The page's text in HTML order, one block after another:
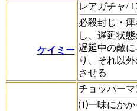
ケイミー
レアガチャ/
必殺封じ・痺
し、遅延状
遅延中の敵
り、それ以
させる
チョッパー
⑴一味にかか